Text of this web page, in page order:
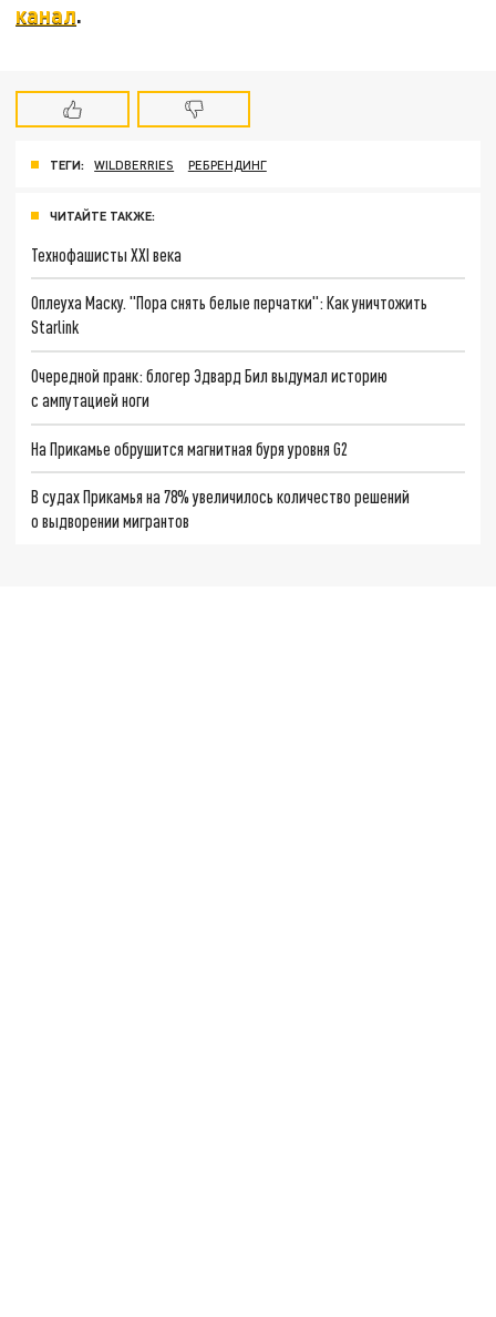
канал.
ТЕГИ: WILDBERRIES РЕБРЕНДИНГ
ЧИТАЙТЕ ТАКЖЕ:
Технофашисты XXI века
Оплеуха Маску. "Пора снять белые перчатки": Как уничтожить
Starlink
Очередной пранк: блогер Эдвард Бил выдумал историю
с ампутацией ноги
На Прикамье обрушится магнитная буря уровня G2
В судах Прикамья на 78% увеличилось количество решений
о выдворении мигрантов